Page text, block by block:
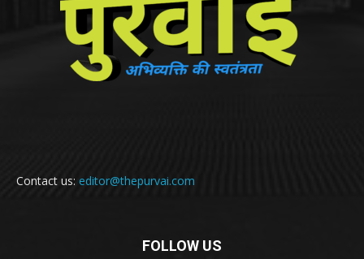
Contact us: editor@thepurvai.com
FOLLOW US